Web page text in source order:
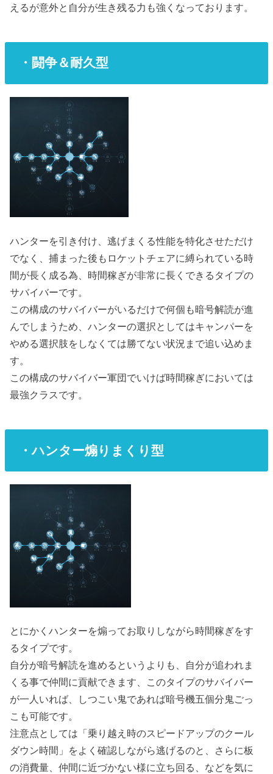
えるが意外と自分が生き残る力も強くなっております。
・闘争＆耐久型
ハンターを引き付け、逃げまくる性能を特化させただけ
でなく、捕まった後もロケットチェアに縛られている時
間が長く成る為、時間稼ぎが非常に長くできるタイプの
サバイバーです。
この構成のサバイバーがいるだけで何個も暗号解読が進
んでしまうため、ハンターの選択としてはキャンパーを
やめる選択肢をしなくては勝てない状況まで追い込めま
す。
この構成のサバイバー軍団でいけば時間稼ぎにおいては
最強クラスです。
・ハンター煽りまくり型
とにかくハンターを煽ってお取りしながら時間稼ぎをす
るタイプです。
自分が暗号解読を進めるというよりも、自分が追われま
くる事で仲間に貢献できます、このタイプのサバイバー
が一人いれば、しつこい鬼であれば暗号機五個分鬼ごっ
こも可能です。
注意点としては「乗り越え時のスピードアップのクール
ダウン時間」をよく確認しながら逃げるのと、さらに板
の消費量、仲間に近づかない様に立ち回る、などを気に